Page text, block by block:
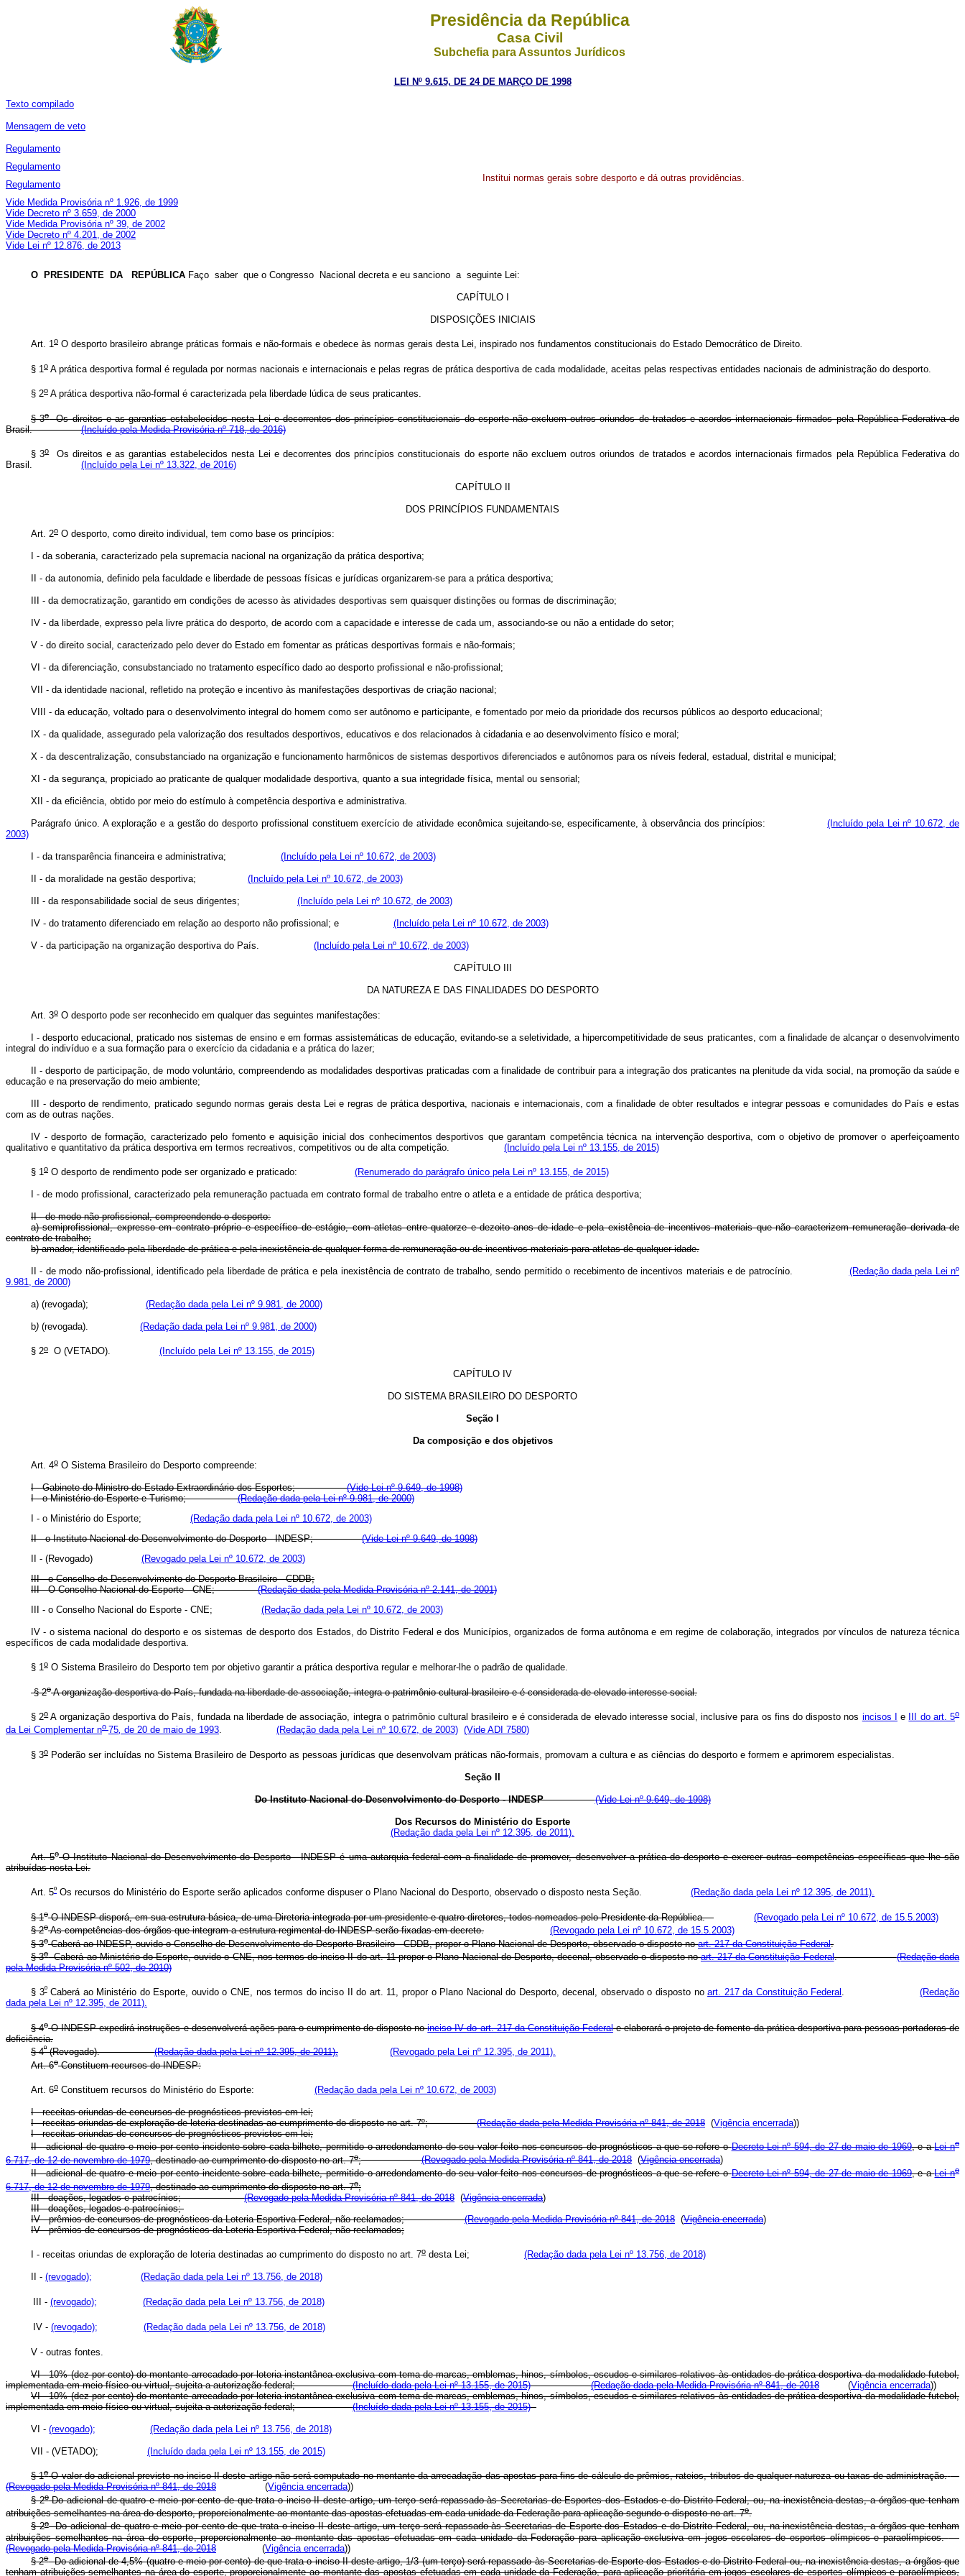
Presidência da República
Casa Civil
Subchefia para Assuntos Jurídicos
LEI Nº 9.615, DE 24 DE MARÇO DE 1998
Texto compilado
Mensagem de veto
Regulamento
Regulamento
Regulamento
Vide Medida Provisória nº 1.926, de 1999
Vide Decreto nº 3.659, de 2000
Vide Medida Provisória nº 39, de 2002
Vide Decreto nº 4.201, de 2002
Vide Lei nº 12.876, de 2013
Institui normas gerais sobre desporto e dá outras providências.
O PRESIDENTE DA REPÚBLICA Faço saber que o Congresso Nacional decreta e eu sanciono a seguinte Lei:
CAPÍTULO I
DISPOSIÇÕES INICIAIS
Art. 1o O desporto brasileiro abrange práticas formais e não-formais e obedece às normas gerais desta Lei, inspirado nos fundamentos constitucionais do Estado Democrático de Direito.
§ 1 o A prática desportiva formal é regulada por normas nacionais e internacionais e pelas regras de prática desportiva de cada modalidade, aceitas pelas respectivas entidades nacionais de administração do desporto.
§ 2o A prática desportiva não-formal é caracterizada pela liberdade lúdica de seus praticantes.
§ 3oOs direitos e as garantias estabelecidos nesta Lei e decorrentes dos princípios constitucionais do esporte não excluem outros oriundos de tratados e acordos internacionais firmados pela República Federativa do
Brasil.(Incluído pela Medida Provisória nº 718, de 2016)
§ 3o
Os direitos e as garantias estabelecidos nesta Lei e decorrentes dos princípios constitucionais do esporte não excluem outros oriundos de tratados e acordos internacionais firmados pela República Federativa do
Brasil. (Incluído pela Lei nº 13.322, de 2016)
CAPÍTULO II
DOS PRINCÍPIOS FUNDAMENTAIS
Art. 2o O desporto, como direito individual, tem como base os princípios:
I - da soberania, caracterizado pela supremacia nacional na organização da prática desportiva;
II - da autonomia, definido pela faculdade e liberdade de pessoas físicas e jurídicas organizarem-se para a prática desportiva;
III - da democratização, garantido em condições de acesso às atividades desportivas sem quaisquer distinções ou formas de discriminação;
IV - da liberdade, expresso pela livre prática do desporto, de acordo com a capacidade e interesse de cada um, associando-se ou não a entidade do setor;
V - do direito social, caracterizado pelo dever do Estado em fomentar as práticas desportivas formais e não-formais;
VI - da diferenciação, consubstanciado no tratamento específico dado ao desporto profissional e não-profissional;
VII - da identidade nacional, refletido na proteção e incentivo às manifestações desportivas de criação nacional;
VIII - da educação, voltado para o desenvolvimento integral do homem como ser autônomo e participante, e fomentado por meio da prioridade dos recursos públicos ao desporto educacional;
IX - da qualidade, assegurado pela valorização dos resultados desportivos, educativos e dos relacionados à cidadania e ao desenvolvimento físico e moral;
X - da descentralização, consubstanciado na organização e funcionamento harmônicos de sistemas desportivos diferenciados e autônomos para os níveis federal, estadual, distrital e municipal;
XI - da segurança, propiciado ao praticante de qualquer modalidade desportiva, quanto a sua integridade física, mental ou sensorial;
XII - da eficiência, obtido por meio do estímulo à competência desportiva e administrativa.
Parágrafo único. A exploração e a gestão do desporto profissional constituem exercício de atividade econômica sujeitando-se, especificamente, à observância dos princípios:(Incluído pela Lei nº 10.672, de
2003)
I - da transparência financeira e administrativa; (Incluído pela Lei nº 10.672, de 2003)
II - da moralidade na gestão desportiva; (Incluído pela Lei nº 10.672, de 2003)
III - da responsabilidade social de seus dirigentes; (Incluído pela Lei nº 10.672, de 2003)
IV - do tratamento diferenciado em relação ao desporto não profissional; e (Incluído pela Lei nº 10.672, de 2003)
V - da participação na organização desportiva do País. (Incluído pela Lei nº 10.672, de 2003)
CAPÍTULO III
DA NATUREZA E DAS FINALIDADES DO DESPORTO
Art. 3o O desporto pode ser reconhecido em qualquer das seguintes manifestações:
I - desporto educacional, praticado nos sistemas de ensino e em formas assistemáticas de educação, evitando-se a seletividade, a hipercompetitividade de seus praticantes, com a finalidade de alcançar o desenvolvimento
integral do indivíduo e a sua formação para o exercício da cidadania e a prática do lazer;
II - desporto de participação, de modo voluntário, compreendendo as modalidades desportivas praticadas com a finalidade de contribuir para a integração dos praticantes na plenitude da vida social, na promoção da saúde e
educação e na preservação do meio ambiente;
III - desporto de rendimento, praticado segundo normas gerais desta Lei e regras de prática desportiva, nacionais e internacionais, com a finalidade de obter resultados e integrar pessoas e comunidades do País e estas
com as de outras nações.
IV - desporto de formação, caracterizado pelo fomento e aquisição inicial dos conhecimentos desportivos que garantam competência técnica na intervenção desportiva, com o objetivo de promover o aperfeiçoamento
qualitativo e quantitativo da prática desportiva em termos recreativos, competitivos ou de alta competição. (Incluído pela Lei nº 13.155, de 2015)
§ 1o O desporto de rendimento pode ser organizado e praticado: (Renumerado do parágrafo único pela Lei nº 13.155, de 2015)
I - de modo profissional, caracterizado pela remuneração pactuada em contrato formal de trabalho entre o atleta e a entidade de prática desportiva;
II - de modo não-profissional, compreendendo o desporto:
a) semiprofissional, expresso em contrato próprio e específico de estágio, com atletas entre quatorze e dezoito anos de idade e pela existência de incentivos materiais que não caracterizem remuneração derivada de
contrato de trabalho;
b) amador, identificado pela liberdade de prática e pela inexistência de qualquer forma de remuneração ou de incentivos materiais para atletas de qualquer idade.
II - de modo não-profissional, identificado pela liberdade de prática e pela inexistência de contrato de trabalho, sendo permitido o recebimento de incentivos materiais e de patrocínio.
(Redação dada pela Lei nº
9.981, de 2000)
a) (revogada); (Redação dada pela Lei nº 9.981, de 2000)
b) (revogada). (Redação dada pela Lei nº 9.981, de 2000)
§ 2o O (VETADO). (Incluído pela Lei nº 13.155, de 2015)
CAPÍTULO IV
DO SISTEMA BRASILEIRO DO DESPORTO
Seção I
Da composição e dos objetivos
Art. 4o O Sistema Brasileiro do Desporto compreende:
I - Gabinete do Ministro de Estado Extraordinário dos Esportes;(Vide Lei nº 9.649, de 1998)
I - o Ministério do Esporte e Turismo;(Redação dada pela Lei nº 9.981, de 2000)
I - o Ministério do Esporte; (Redação dada pela Lei nº 10.672, de 2003)
II - o Instituto Nacional de Desenvolvimento do Desporto - INDESP;(Vide Lei nº 9.649, de 1998)
II - (Revogado) (Revogado pela Lei nº 10.672, de 2003)
III - o Conselho de Desenvolvimento do Desporto Brasileiro - CDDB;
III - O Conselho Nacional do Esporte - CNE;(Redação dada pela Medida Provisória nº 2.141, de 2001)
III - o Conselho Nacional do Esporte - CNE; (Redação dada pela Lei nº 10.672, de 2003)
IV - o sistema nacional do desporto e os sistemas de desporto dos Estados, do Distrito Federal e dos Municípios, organizados de forma autônoma e em regime de colaboração, integrados por vínculos de natureza técnica
específicos de cada modalidade desportiva.
§ 1o O Sistema Brasileiro do Desporto tem por objetivo garantir a prática desportiva regular e melhorar-lhe o padrão de qualidade.
§ 2oA organização desportiva do País, fundada na liberdade de associação, integra o patrimônio cultural brasileiro e é considerada de elevado interesse social.
§ 2oA organização desportiva do País, fundada na liberdade de associação, integra o patrimônio cultural brasileiro e é considerada de elevado interesse social, inclusive para os fins do disposto nos incisos I e III do art. 5o
da Lei Complementar no 75, de 20 de maio de 1993. (Redação dada pela Lei nº 10.672, de 2003) (Vide ADI 7580)
§ 3o Poderão ser incluídas no Sistema Brasileiro de Desporto as pessoas jurídicas que desenvolvam práticas não-formais, promovam a cultura e as ciências do desporto e formem e aprimorem especialistas.
Seção II
Do Instituto Nacional do Desenvolvimento do Desporto - INDESP(Vide Lei nº 9.649, de 1998)
Dos Recursos do Ministério do Esporte
(Redação dada pela Lei nº 12.395, de 2011).
Art. 5oO Instituto Nacional do Desenvolvimento do Desporto - INDESP é uma autarquia federal com a finalidade de promover, desenvolver a prática do desporto e exercer outras competências específicas que lhe são
atribuídas nesta Lei.
Art. 5º Os recursos do Ministério do Esporte serão aplicados conforme dispuser o Plano Nacional do Desporto, observado o disposto nesta Seção. (Redação dada pela Lei nº 12.395, de 2011).
§ 1oO INDESP disporá, em sua estrutura básica, de uma Diretoria integrada por um presidente e quatro diretores, todos nomeados pelo Presidente da República.
(Revogado pela Lei nº 10.672, de 15.5.2003)
§ 2oAs competências dos órgãos que integram a estrutura regimental do INDESP serão fixadas em decreto.
(Revogado pela Lei nº 10.672, de 15.5.2003)
§ 3oCaberá ao INDESP, ouvido o Conselho de Desenvolvimento do Desporto Brasileiro - CDDB, propor o Plano Nacional de Desporto, observado o disposto noart. 217 da Constituição Federal.
§ 3oCaberá ao Ministério do Esporte, ouvido o CNE, nos termos do inciso II do art. 11 propor o Plano Nacional do Desporto, decenal, observado o disposto noart. 217 da Constituição Federal.(Redação dada
pela Medida Provisória nº 502, de 2010)
§ 3ºCaberá ao Ministério do Esporte, ouvido o CNE, nos termos do inciso II do art. 11, propor o Plano Nacional do Desporto, decenal, observado o disposto noart. 217 da Constituição Federal .
(Redação
dada pela Lei nº 12.395, de 2011).
§ 4oO INDESP expedirá instruções e desenvolverá ações para o cumprimento do disposto noinciso IV do art. 217 da Constituição Federale elaborará o projeto de fomento da prática desportiva para pessoas portadoras de
deficiência.
§ 4º(Revogado).(Redação dada pela Lei nº 12.395, de 2011).
(Revogado pela Lei nº 12.395, de 2011).
Art. 6oConstituem recursos do INDESP:
Art. 6o Constituem recursos do Ministério do Esporte: (Redação dada pela Lei nº 10.672, de 2003)
I - receitas oriundas de concursos de prognósticos previstos em lei;
I - receitas oriundas de exploração de loteria destinadas ao cumprimento do disposto no art. 7º;
(Redação dada pela Medida Provisória nº 841, de 2018 (Vigência encerrada))
I - receitas oriundas de concursos de prognósticos previstos em lei;
II - adicional de quatro e meio por cento incidente sobre cada bilhete, permitido o arredondamento do seu valor feito nos concursos de prognósticos a que se refere oDecreto-Lei nº 594, de 27 de maio de 1969, e aLei no
6.717, de 12 de novembro de 1979, destinado ao cumprimento do disposto no art. 7o; (Revogado pela Medida Provisória nº 841, de 2018 (Vigência encerrada)
II - adicional de quatro e meio por cento incidente sobre cada bilhete, permitido o arredondamento do seu valor feito nos concursos de prognósticos a que se refere oDecreto-Lei nº 594, de 27 de maio de 1969, e aLei no
6.717, de 12 de novembro de 1979, destinado ao cumprimento do disposto no art. 7o;
III - doações, legados e patrocínios;
(Revogado pela Medida Provisória nº 841, de 2018 (Vigência encerrada)
III - doações, legados e patrocínios;
IV - prêmios de concursos de prognósticos da Loteria Esportiva Federal, não reclamados;
(Revogado pela Medida Provisória nº 841, de 2018 (Vigência encerrada)
IV - prêmios de concursos de prognósticos da Loteria Esportiva Federal, não reclamados;
I - receitas oriundas de exploração de loteria destinadas ao cumprimento do disposto no art. 7o desta Lei; (Redação dada pela Lei nº 13.756, de 2018)
II - (revogado); (Redação dada pela Lei nº 13.756, de 2018)
III - (revogado); (Redação dada pela Lei nº 13.756, de 2018)
IV - (revogado); (Redação dada pela Lei nº 13.756, de 2018)
V - outras fontes.
VI - 10% (dez por cento) do montante arrecadado por loteria instantânea exclusiva com tema de marcas, emblemas, hinos, símbolos, escudos e similares relativos às entidades de prática desportiva da modalidade futebol,
implementada em meio físico ou virtual, sujeita a autorização federal;(Incluído dada pela Lei nº 13.155, de 2015) (Redação dada pela Medida Provisória nº 841, de 2018 (Vigência encerrada))
VI - 10% (dez por cento) do montante arrecadado por loteria instantânea exclusiva com tema de marcas, emblemas, hinos, símbolos, escudos e similares relativos às entidades de prática desportiva da modalidade futebol,
implementada em meio físico ou virtual, sujeita a autorização federal;(Incluído dada pela Lei nº 13.155, de 2015)
VI - (revogado); (Redação dada pela Lei nº 13.756, de 2018)
VII - (VETADO); (Incluído dada pela Lei nº 13.155, de 2015)
§ 1oO valor do adicional previsto no inciso II deste artigo não será computado no montante da arrecadação das apostas para fins de cálculo de prêmios, rateios, tributos de qualquer natureza ou taxas de administração.
(Revogado pela Medida Provisória nº 841, de 2018 (Vigência encerrada))
§ 2oDo adicional de quatro e meio por cento de que trata o inciso II deste artigo, um terço será repassado às Secretarias de Esportes dos Estados e do Distrito Federal, ou, na inexistência destas, a órgãos que tenham
atribuições semelhantes na área do desporto, proporcionalmente ao montante das apostas efetuadas em cada unidade da Federação para aplicação segundo o disposto no art. 7o.
§ 2oDo adicional de quatro e meio por cento de que trata o inciso II deste artigo, um terço será repassado às Secretarias de Esporte dos Estados e do Distrito Federal, ou, na inexistência destas, a órgãos que tenham
atribuições semelhantes na área do esporte, proporcionalmente ao montante das apostas efetuadas em cada unidade da Federação para aplicação exclusiva em jogos escolares de esportes olímpicos e paraolímpicos.
(Revogado pela Medida Provisória nº 841, de 2018 (Vigência encerrada))
§ 2oDo adicional de 4,5% (quatro e meio por cento) de que trata o inciso II deste artigo, 1/3 (um terço) será repassado às Secretarias de Esporte dos Estados e do Distrito Federal ou, na inexistência destas, a órgãos que
tenham atribuições semelhantes na área do esporte, proporcionalmente ao montante das apostas efetuadas em cada unidade da Federação, para aplicação prioritária em jogos escolares de esportes olímpicos e paraolímpicos,